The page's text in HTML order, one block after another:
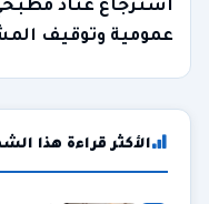
استرجاع عتاد
عمومية وتوقيف
الأكثر قراءة هذا